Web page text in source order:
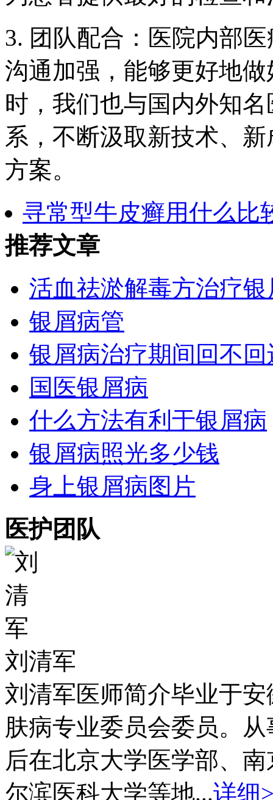
3. 团队配合：医院内部
沟通加强，能够更好地
时，我们也与国内外知
系，不断汲取新技术、
方案。
寻常型牛皮癣用什么比
推荐文章
活血祛淤解毒方治疗银
银屑病管
银屑病治疗期间回不回
国医银屑病
什么方法有利于银屑病
银屑病照光多少钱
身上银屑病图片
医护团队
刘清军
刘清军医师简介毕业于
肤病专业委员会委员。
后在北京大学医学部、
尔滨医科大学等地...详细